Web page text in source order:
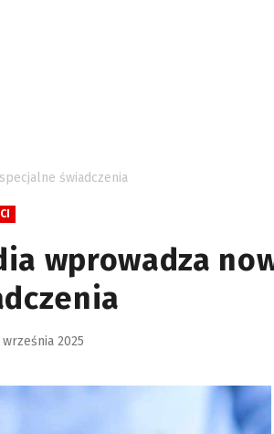
świadczenia
wprowadza
września 2025